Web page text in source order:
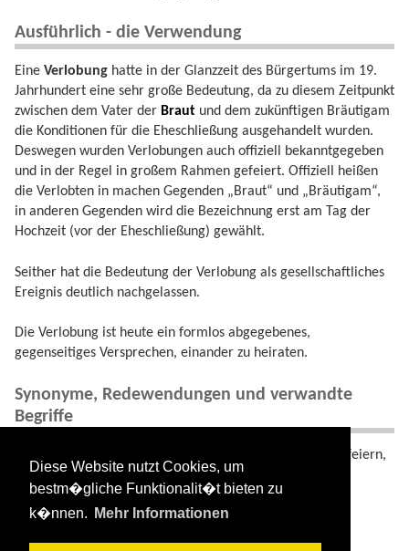
Diese Website nutzt Cookies, um
bestm�gliche Funktionalit�t bieten zu
k�nnen.
Mehr Informationen
Ausführlich - die Verwendung
Eine Verlobung hatte in der Glanzzeit des Bürgertums im 19.
Jahrhundert eine sehr große Bedeutung, da zu diesem Zeitpunkt
zwischen dem Vater der Braut und dem zukünftigen Bräutigam
die Konditionen für die Eheschließung ausgehandelt wurden.
Deswegen wurden Verlobungen auch offiziell bekanntgegeben
und in der Regel in großem Rahmen gefeiert. Offiziell heißen
die Verlobten in machen Gegenden „Braut“ und „Bräutigam“,
in anderen Gegenden wird die Bezeichnung erst am Tag der
Hochzeit (vor der Eheschließung) gewählt.
Seither hat die Bedeutung der Verlobung als gesellschaftliches
Ereignis deutlich nachgelassen.
Die Verlobung ist heute ein formlos abgegebenes,
gegenseitiges Versprechen, einander zu heiraten.
Synonyme, Redewendungen und verwandte
Begriffe
Einander Versprechen, sich Verloben, Verlobung feiern,
Verlobungsringe, Verlobungsring.
Heirat